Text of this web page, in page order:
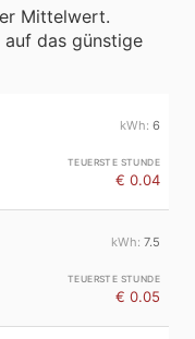
Mittelwert.
das günstige
6
€ 0.04
7.5
€ 0.05